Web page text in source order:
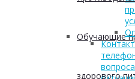
Обучающие
здорового